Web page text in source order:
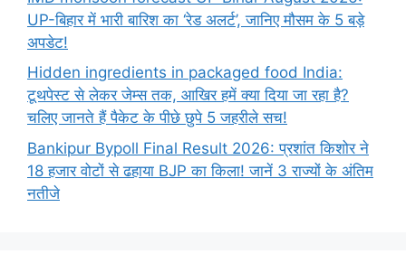
UP-बिहार में भारी बारिश का ‘रेड अलर्ट’, जानिए मौसम के 5 बड़े
अपडेट!
Hidden ingredients in packaged food India:
टूथपेस्ट से लेकर जेम्स तक, आखिर हमें क्या दिया जा रहा है?
चलिए जानते हैं पैकेट के पीछे छुपे 5 जहरीले सच!
Bankipur Bypoll Final Result 2026: प्रशांत किशोर ने
18 हजार वोटों से ढहाया BJP का किला! जानें 3 राज्यों के अंतिम
नतीजे